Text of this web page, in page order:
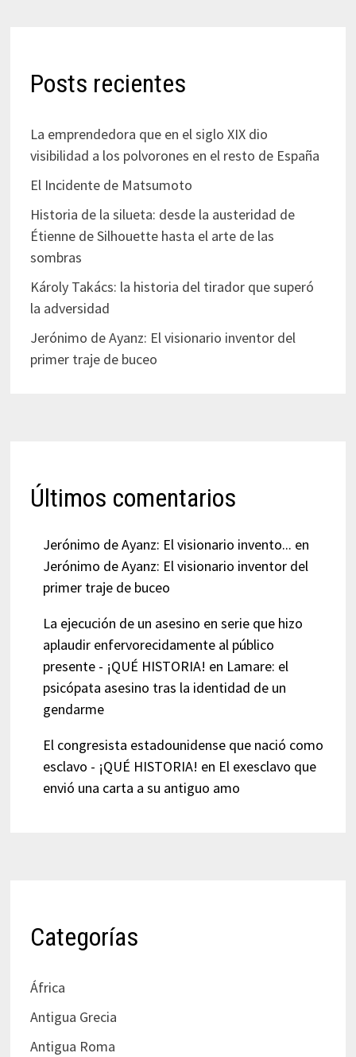
Posts recientes
La emprendedora que en el siglo XIX dio
visibilidad a los polvorones en el resto de España
El Incidente de Matsumoto
Historia de la silueta: desde la austeridad de
Étienne de Silhouette hasta el arte de las
sombras
Károly Takács: la historia del tirador que superó
la adversidad
Jerónimo de Ayanz: El visionario inventor del
primer traje de buceo
Últimos comentarios
Jerónimo de Ayanz: El visionario invento... en
Jerónimo de Ayanz: El visionario inventor del
primer traje de buceo
La ejecución de un asesino en serie que hizo
aplaudir enfervorecidamente al público
presente - ¡QUÉ HISTORIA! en Lamare: el
psicópata asesino tras la identidad de un
gendarme
El congresista estadounidense que nació como
esclavo - ¡QUÉ HISTORIA! en El exesclavo que
envió una carta a su antiguo amo
Categorías
África
Antigua Grecia
Antigua Roma